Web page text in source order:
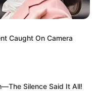
Caught On Camera
Silence Said It All!